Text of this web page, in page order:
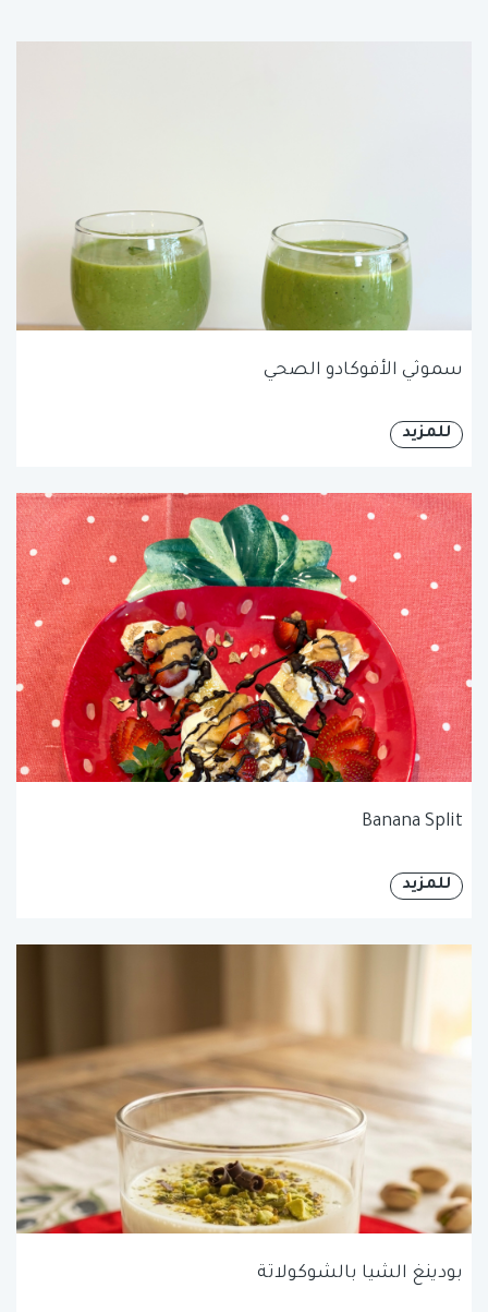
سموثي الأفوكادو الصحي
للمزيد
Banana Split
للمزيد
بودينغ الشيا بالشوكولاتة